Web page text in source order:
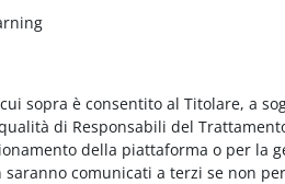
sopra è consentito al Titolare, a
di Responsabili del
della piattaforma o per la
comunicati a terzi se non